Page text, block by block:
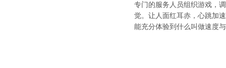
专门的服务人员组织游戏，
觉。让人面红耳赤，心跳加
能充分体验到什么叫做速度